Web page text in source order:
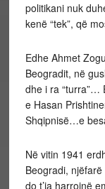
politikani nuk
kenë “tek”, që
Edhe Ahmet
Beogradit, në
dhe i ra “turra”…
e Hasan
Shqipnisë…e
Në vitin 1941
Beogradi,
do t’ia harrojnë